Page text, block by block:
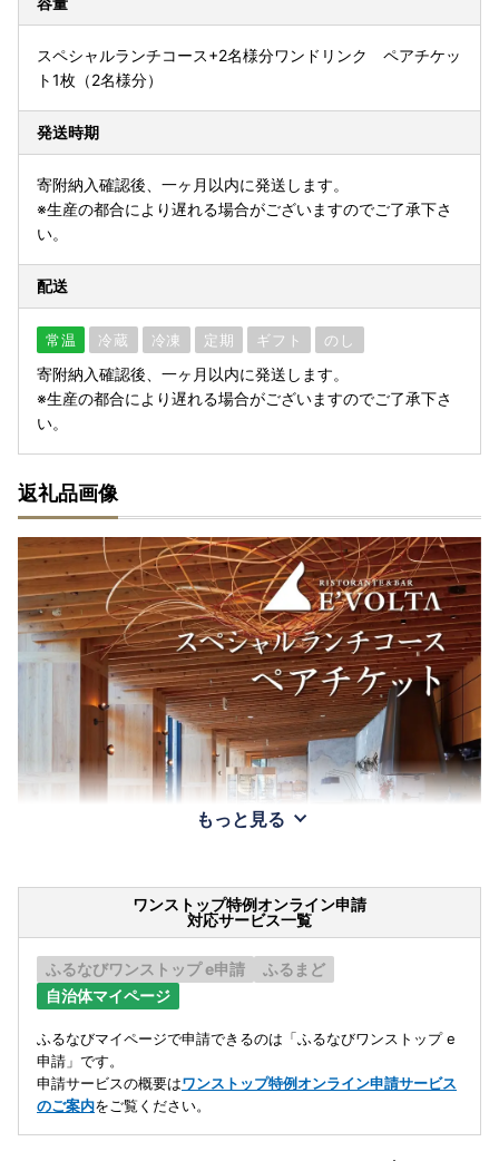
スペシャルランチコース+2名様分ワンドリンク ペアチケッ
ト1枚（2名様分）
発送時期
寄附納入確認後、一ヶ月以内に発送します。
※生産の都合により遅れる場合がございますのでご了承下さ
い。
配送
常温 冷蔵 冷凍 定期 ギフト のし
寄附納入確認後、一ヶ月以内に発送します。
※生産の都合により遅れる場合がございますのでご了承下さ
い。
返礼品画像
もっと見る
ワンストップ特例オンライン申請
対応サービス一覧
ふるなびワンストップ e申請
ふるまど
自治体マイページ
ふるなびマイページで申請できるのは「ふるなびワンストップ e
申請」です。
申請サービスの概要はワンストップ特例オンライン申請サービス
のご案内をご覧ください。